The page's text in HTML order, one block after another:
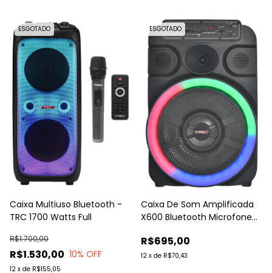
ESGOTADO
Caixa Multiuso Bluetooth -
TRC 1700 Watts Full
R$1.530,00
R$1.700,00
10% OFF
12 x de R$155,05
ESGOTADO
Caixa De Som Amplificada
X600 Bluetooth Microfone
127/220V
R$695,00
12 x de R$70,43